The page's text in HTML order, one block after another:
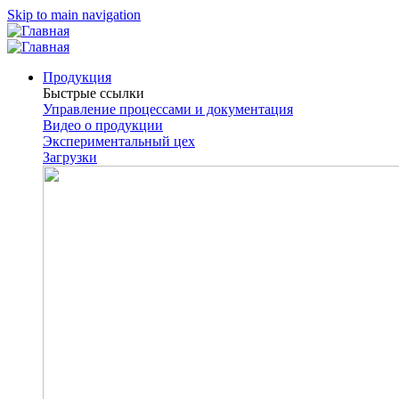
Skip to main navigation
Продукция
Быстрые ссылки
Управление процессами и документация
Видео о продукции
Экспериментальный цех
Загрузки